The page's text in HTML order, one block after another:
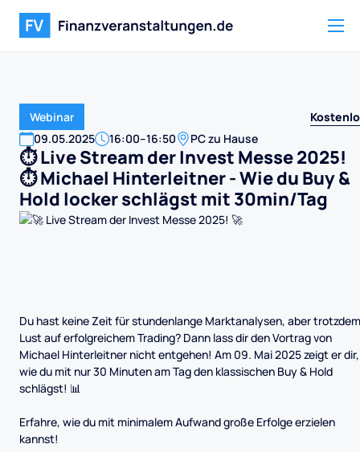
Webinar
09.05.2025 16:00–16:50 PC zu Hause
⏱️ Live Stream der Invest Messe 2025!
⏱️ Michael Hinterleitner - Wie du Buy &
Hold locker schlägst mit 30min/Tag
Du hast keine Zeit für stundenlange Marktanalysen, aber trotzdem
Lust auf erfolgreichem Trading? Dann lass dir den Vortrag von
Michael Hinterleitner nicht entgehen! Am 09. Mai 2025 zeigt er dir,
wie du mit nur 30 Minuten am Tag den klassischen Buy & Hold
schlägst! 📊
Erfahre, wie du mit minimalem Aufwand große Erfolge erzielen
kannst!